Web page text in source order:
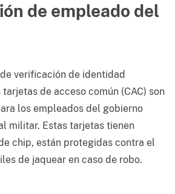
de empleado del
verificación de identidad
de acceso común (CAC) son
los empleados del gobierno
militar. Estas tarjetas tienen
chip, están protegidas contra el
de jaquear en caso de robo.